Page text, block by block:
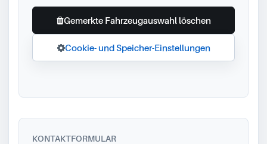
Gemerkte Fahrzeugauswahl löschen
Cookie- und Speicher-Einstellungen
KONTAKTFORMULAR